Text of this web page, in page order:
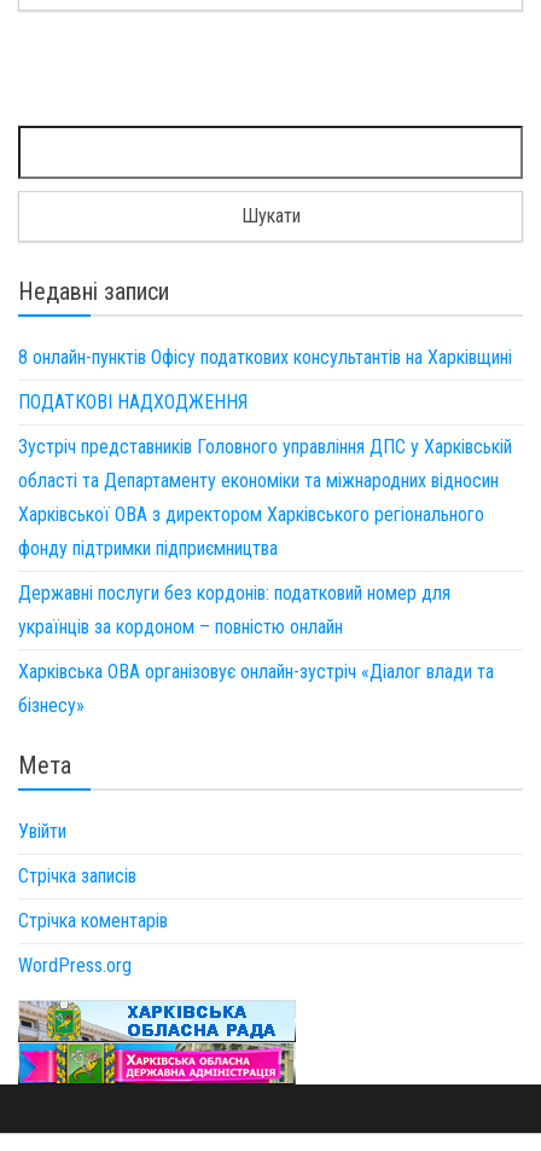
Недавні записи
8 онлайн-пунктів Офісу податкових консультантів на Харківщині
ПОДАТКОВІ НАДХОДЖЕННЯ
Зустріч представників Головного управління ДПС у Харківській
області та Департаменту економіки та міжнародних відносин
Харківської ОВА з директором Харківського регіонального
фонду підтримки підприємництва
Державні послуги без кордонів: податковий номер для
українців за кордоном – повністю онлайн
Харківська ОВА організовує онлайн-зустріч «Діалог влади та
бізнесу»
Мета
Увійти
Стрічка записів
Стрічка коментарів
WordPress.org